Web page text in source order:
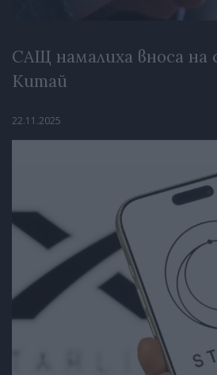
САЩ намалиха вноса
Китай
22.11.2025